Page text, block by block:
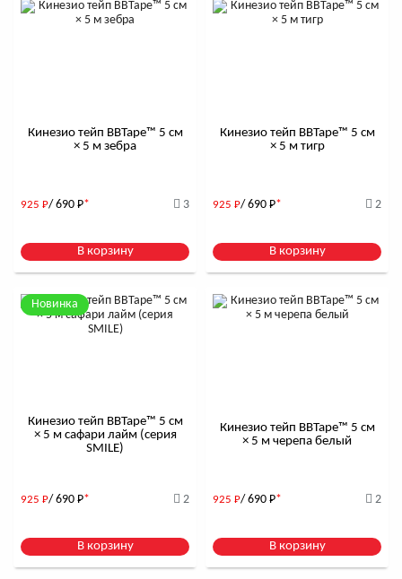
Кинезио тейп BBTape™ 5 см
× 5 м зебра
925 Р/ 690 Р* 3
В корзину
Кинезио тейп BBTape™ 5 см
× 5 м тигр
925 Р/ 690 Р* 2
В корзину
Новинка
Кинезио тейп BBTape™ 5 см
× 5 м сафари лайм (серия
SMILE)
925 Р/ 690 Р* 2
В корзину
Кинезио тейп BBTape™ 5 см
× 5 м черепа белый
925 Р/ 690 Р* 2
В корзину